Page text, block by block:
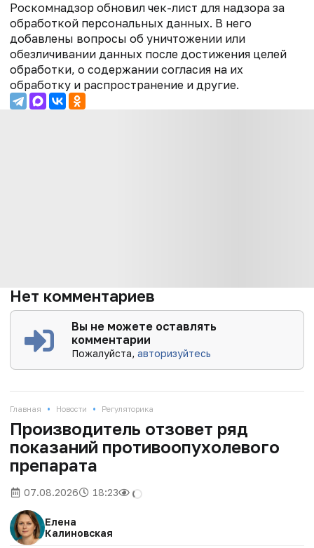
Роскомнадзор обновил чек-лист для надзора за
обработкой персональных данных. В него
добавлены вопросы об уничтожении или
обезличивании данных после достижения целей
обработки, о содержании согласия на их
обработку и распространение и другие.
Нет комментариев
Вы не можете оставлять
комментарии
Пожалуйста,авторизуйтесь
Главная • Новости • Регуляторика
Производитель отзовет ряд
показаний противоопухолевого
препарата
07.08.2026 18:23
Елена
Калиновская